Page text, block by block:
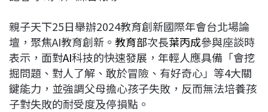
b
o
o
k
a
d
s
e
d
I
n
L
i
n
k
親子天下25日舉辦2024教育創新國際年會台北場論
壇，聚焦AI教育創新。 教育部次長葉丙成參與座談時
表示，面對AI科技的快速發展，年輕人應具備「會挖
掘問題、對人了解、敢於冒險、有好奇心」等4大關
鍵能力，並強調父母擔心孩子失敗，反而無法培養孩
子對失敗的耐受度及停損點。